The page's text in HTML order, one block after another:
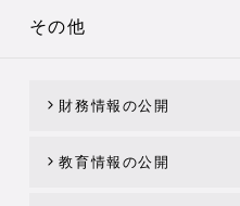
その他
財務情報の公開
教育情報の公開